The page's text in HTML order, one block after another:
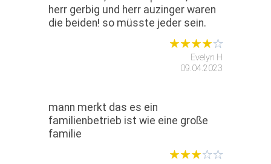
herr gerbig und herr auzinger waren
die beiden! so müsste jeder sein.
Evelyn H
09.04.2023
mann merkt das es ein
familienbetrieb ist wie eine große
familie